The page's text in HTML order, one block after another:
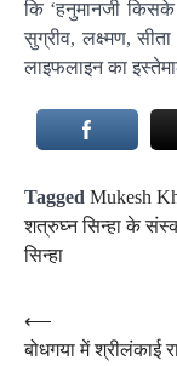
कि ‘हनुमानजी
सुग्रीव, लक्ष्मण,
लाइफलाइन का
Tagged Mukesh
शत्रुघ्न सिन्हा के
सिन्हा
Post
⟵
बोधगया में श्रीलंकाई